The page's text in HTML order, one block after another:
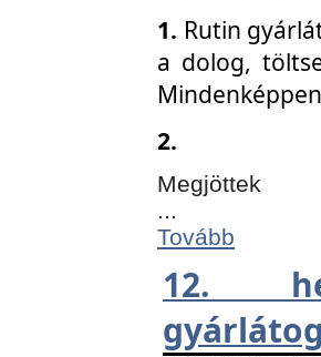
1. Rutin
a dolog,
2.
Megjöttek
...
Tovább
12.